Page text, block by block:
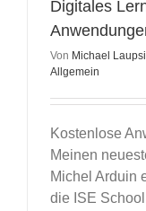
Digitales
Von Michael
Allgemein
Kostenlose
Meinen
Michel Arduin
die ISE